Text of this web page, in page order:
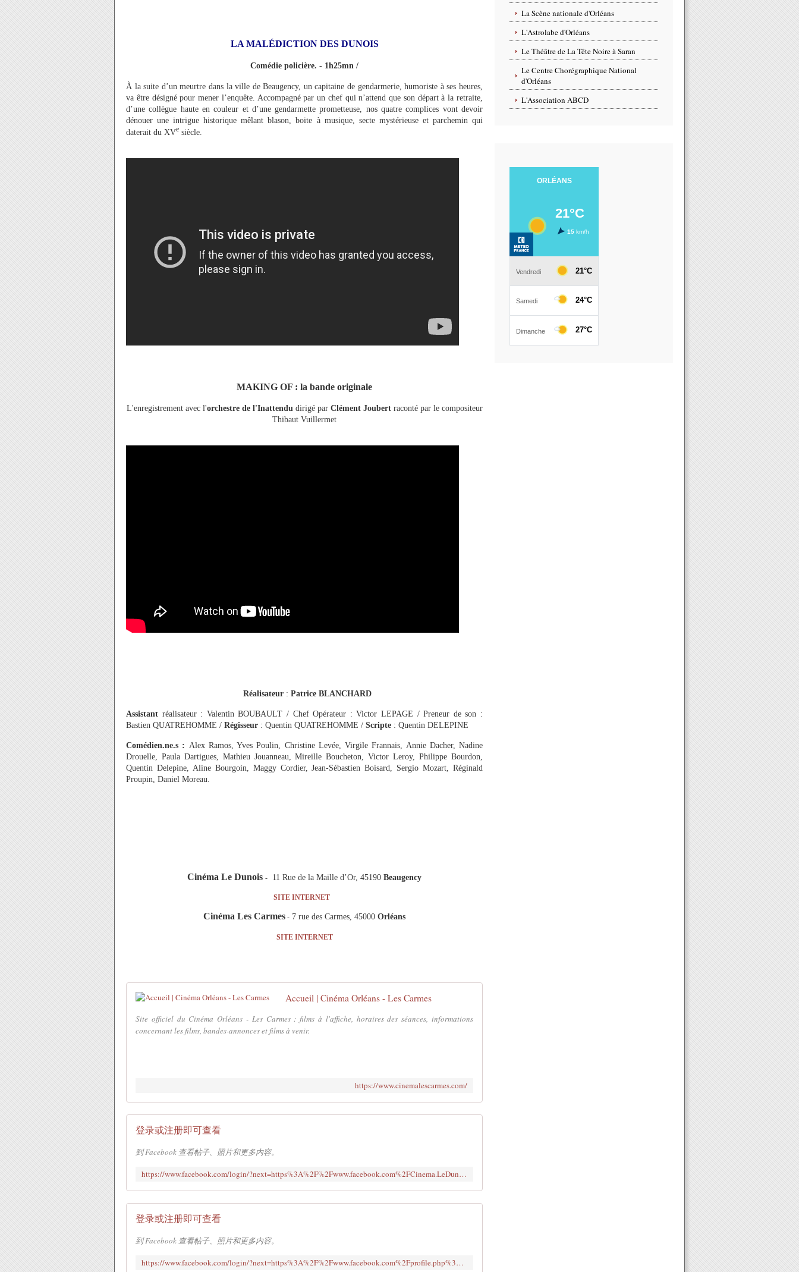
LA MALÉDICTION DES DUNOIS
Comédie policière. - 1h25mn /
À la suite d’un meurtre dans la ville de Beaugency, un capitaine de gendarmerie, humoriste à ses heures,
va être désigné pour mener l’enquête. Accompagné par un chef qui n’attend que son départ à la retraite,
d’une collègue haute en couleur et d’une gendarmette prometteuse, nos quatre complices vont devoir
dénouer une intrigue historique mêlant blason, boite à musique, secte mystérieuse et parchemin qui
daterait du XVe siècle.
MAKING OF : la bande originale
L'enregistrement avec l'orchestre de l'Inattendu dirigé par Clément Joubertraconté par le compositeur
Thibaut Vuillermet
Réalisateur : Patrice BLANCHARD
Assistant réalisateur : Valentin BOUBAULT / Chef Opérateur : Victor LEPAGE / Preneur de son :
Bastien QUATREHOMME / Régisseur : Quentin QUATREHOMME / Scripte : Quentin DELEPINE
Comédien.ne.s : Alex Ramos, Yves Poulin, Christine Levée, Virgile Frannais, Annie Dacher, Nadine
Drouelle, Paula Dartigues, Mathieu Jouanneau, Mireille Boucheton, Victor Leroy, Philippe Bourdon,
Quentin Delepine, Aline Bourgoin, Maggy Cordier, Jean-Sébastien Boisard, Sergio Mozart, Réginald
Proupin, Daniel Moreau.
Cinéma Le Dunois - 11 Rue de la Maille d’Or, 45190 Beaugency
SITE INTERNET
Cinéma Les Carmes - 7 rue des Carmes, 45000 Orléans
SITE INTERNET
Accueil | Cinéma Orléans - Les Carmes
Site officiel du Cinéma Orléans - Les Carmes : films à l'affiche, horaires des séances, informations
concernant les films, bandes-annonces et films à venir.
https://www.cinemalescarmes.com/
登录或注册即可查看
到 Facebook 查看帖子、照片和更多内容。
https://www.facebook.com/login/?next=https%3A%2F%2Fwww.facebook.com%2FCinema.LeDunois.Beaugency
登录或注册即可查看
到 Facebook 查看帖子、照片和更多内容。
https://www.facebook.com/login/?next=https%3A%2F%2Fwww.facebook.com%2Fprofile.php%3Fid%3D100063207220435
La Scène nationale d'Orléans
L'Astrolabe d'Orléans
Le Théâtre de La Tête Noire à Saran
Le Centre Chorégraphique National
d'Orléans
L'Association ABCD